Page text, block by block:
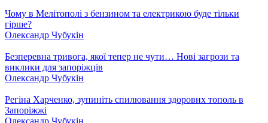
Чому в Мелітополі з бензином та електрикою буде тільки
гірше?
Олександр Чубукін
Безперевна тривога, якої тепер не чути… Нові загрози та
виклики для запоріжців
Олександр Чубукін
Регіна Харченко, зупиніть спилювання здорових тополь в
Запоріжжі